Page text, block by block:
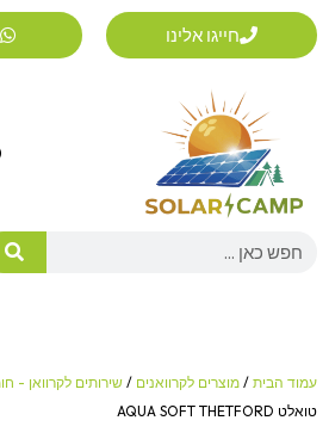
דילוג
לתוכן
חייגו אלינו
Search
עמוד הבית / מוצרים לקרוואנים / שירותים לקרוואן -
טואלט AQUA SOFT THETFORD